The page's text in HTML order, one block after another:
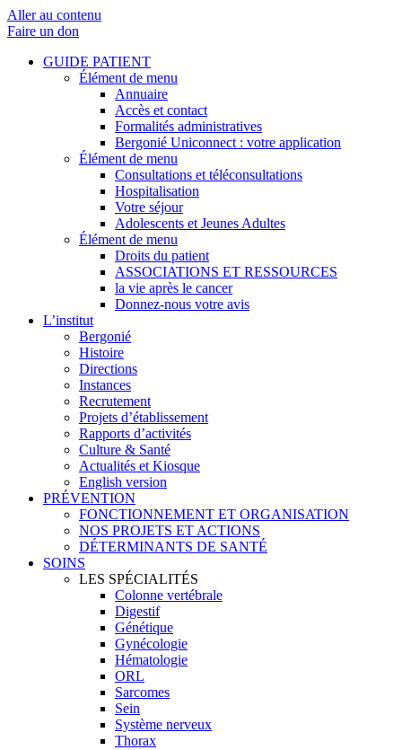
Aller au contenu
Faire un don
GUIDE PATIENT
Élément de menu
Annuaire
Accès et contact
Formalités administratives
Bergonié Uniconnect : votre application
Élément de menu
Consultations et téléconsultations
Hospitalisation
Votre séjour
Adolescents et Jeunes Adultes
Élément de menu
Droits du patient
ASSOCIATIONS ET RESSOURCES
la vie après le cancer
Donnez-nous votre avis
L’institut
Bergonié
Histoire
Directions
Instances
Recrutement
Projets d’établissement
Rapports d’activités
Culture & Santé
Actualités et Kiosque
English version
PRÉVENTION
FONCTIONNEMENT ET ORGANISATION
NOS PROJETS ET ACTIONS
DÉTERMINANTS DE SANTÉ
SOINS
LES SPÉCIALITÉS
Colonne vertébrale
Digestif
Génétique
Gynécologie
Hématologie
ORL
Sarcomes
Sein
Système nerveux
Thorax